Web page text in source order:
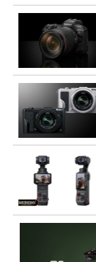
成員？